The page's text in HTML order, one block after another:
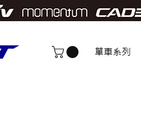
單車系列